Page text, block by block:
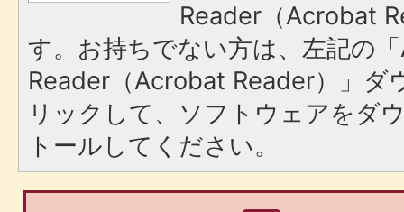
Reader（Acrobat
す。お持ちでない方は、左記の
Reader（Acrobat Reader）」ダ
リックして、ソフトウェアをダ
トールしてください。